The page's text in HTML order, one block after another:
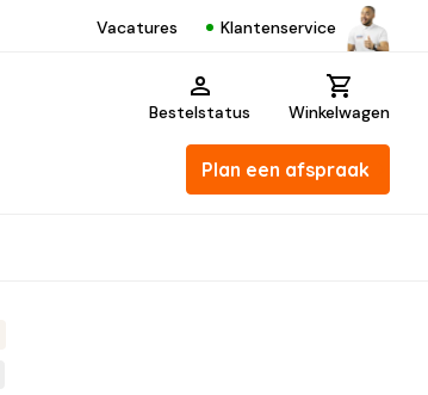
Vacatures Klantenservice
Bestelstatus Winkelwagen
Plan een afspraak